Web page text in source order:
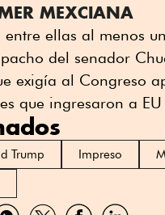
MEXCIANA
entre ellas al menos
del senador
exigía al Congreso
que ingresaron a
Trump Impreso